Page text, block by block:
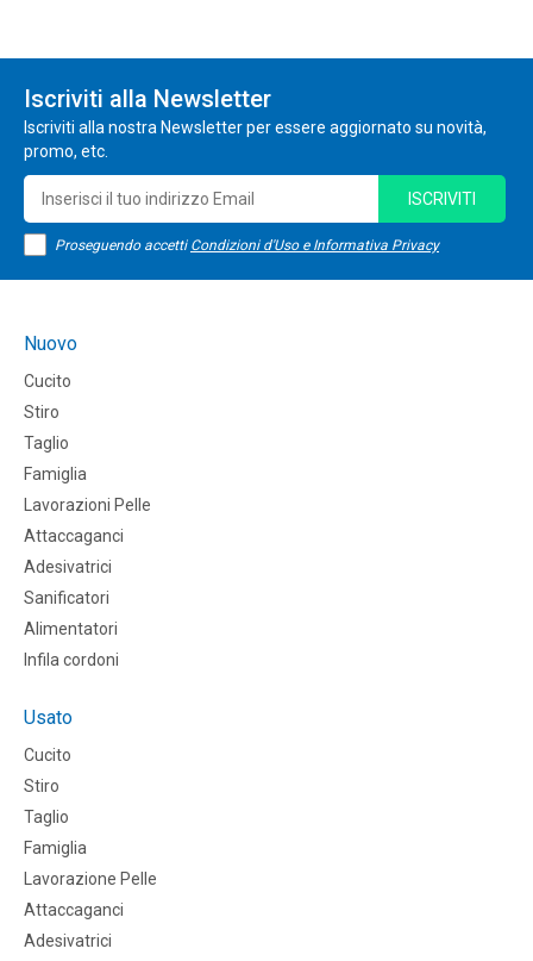
Iscriviti alla Newsletter
Iscriviti alla nostra Newsletter per essere aggiornato su novità,
promo, etc.
Proseguendo accetti Condizioni d'Uso e Informativa Privacy
ISCRIVITI
Nuovo
Cucito
Stiro
Taglio
Famiglia
Lavorazioni Pelle
Attaccaganci
Adesivatrici
Sanificatori
Alimentatori
Infila cordoni
Usato
Cucito
Stiro
Taglio
Famiglia
Lavorazione Pelle
Attaccaganci
Adesivatrici